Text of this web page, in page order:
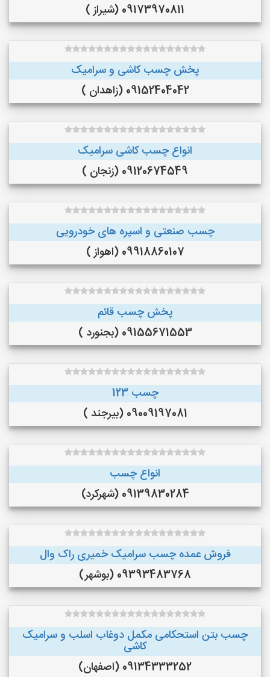
09173970811 (شیراز )
پخش چسب کاشی و سرامیک
09152404042 (زاهدان )
انواع چسب کاشی سرامیک
09120674549 (زنجان )
چسب صنعتی و اسپره های خودرویی
09918860107 (اهواز )
پخش چسب قائم
09155671553 (بجنورد )
چسب 123
09009197081 (بیرجند )
انواع چسب
09139830284 (شهرکرد)
فروش عمده چسب سرامیک خمیری راک وال
09393483768 (بوشهر)
چسب بتن استحکامی مکمل دوغاب اسلب و سرامیک
کاشی
09134333252 (اصفهان)